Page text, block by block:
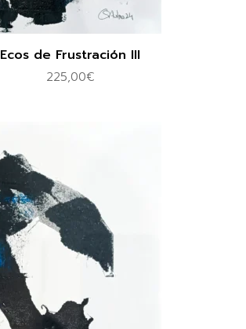
Ecos de Frustración III
225,00€